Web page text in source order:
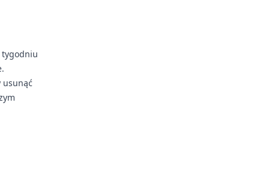
tygodniu
usunąć